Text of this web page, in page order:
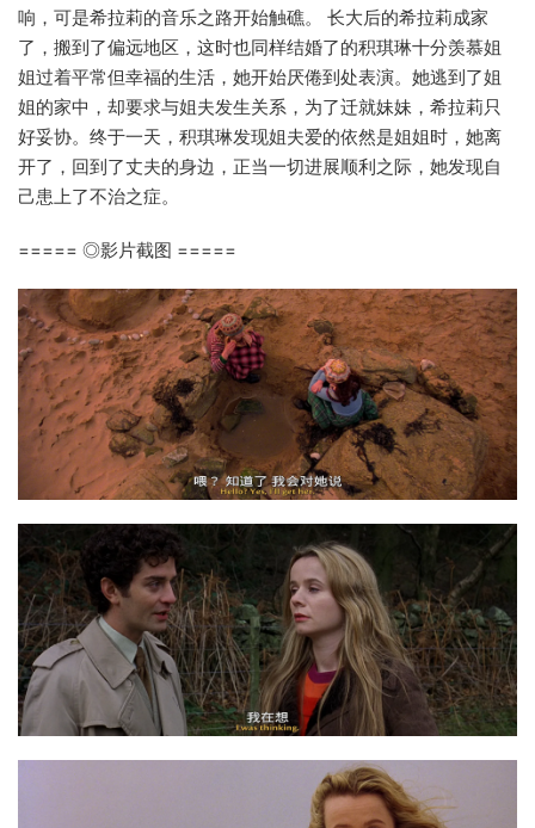
响，可是希拉莉的音乐之路开始触礁。 长大后的希拉莉成家
了，搬到了偏远地区，这时也同样结婚了的积琪琳十分羡慕姐
姐过着平常但幸福的生活，她开始厌倦到处表演。她逃到了姐
姐的家中，却要求与姐夫发生关系，为了迁就妹妹，希拉莉只
好妥协。终于一天，积琪琳发现姐夫爱的依然是姐姐时，她离
开了，回到了丈夫的身边，正当一切进展顺利之际，她发现自
己患上了不治之症。
===== ◎影片截图 =====